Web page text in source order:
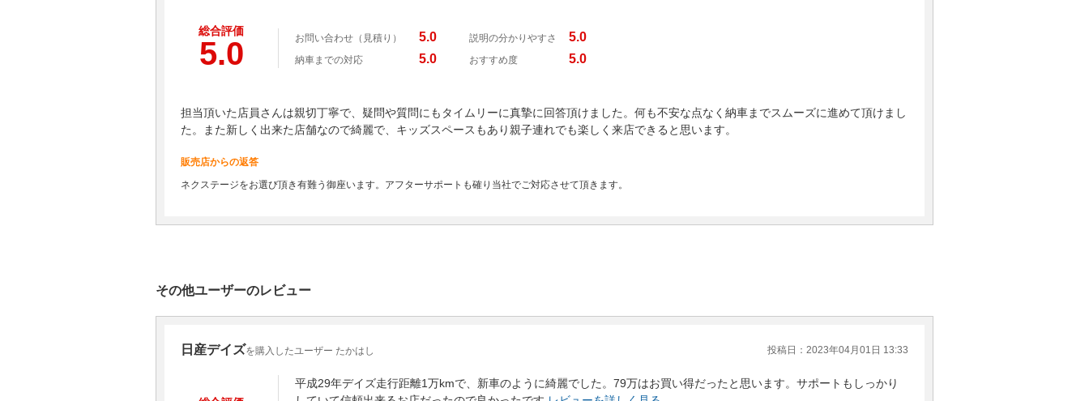
総合評価
5.0 お問い合わせ（見積り） 5.0 説明の分かりやすさ 5.0
納車までの対応 5.0 おすすめ度 5.0
担当頂いた店員さんは親切丁寧で、疑問や質問にもタイムリーに真摯に回答頂けました。何も不安な点なく納車までスムーズに進めて頂けまし
た。また新しく出来た店舗なので綺麗で、キッズスペースもあり親子連れでも楽しく来店できると思います。
販売店からの返答
ネクステージをお選び頂き有難う御座います。アフターサポートも確り当社でご対応させて頂きます。
その他ユーザーのレビュー
日産デイズを購入したユーザー たかはし 投稿日：2023年04月01日 13:33
平成29年デイズ走行距離1万kmで、新車のように綺麗でした。79万はお買い得だったと思います。サポートもしっかり